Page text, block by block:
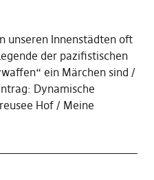
unseren Innenstädten oft
der pazifistischen
ein Märchen sind
Dynamische
Hof
Meine